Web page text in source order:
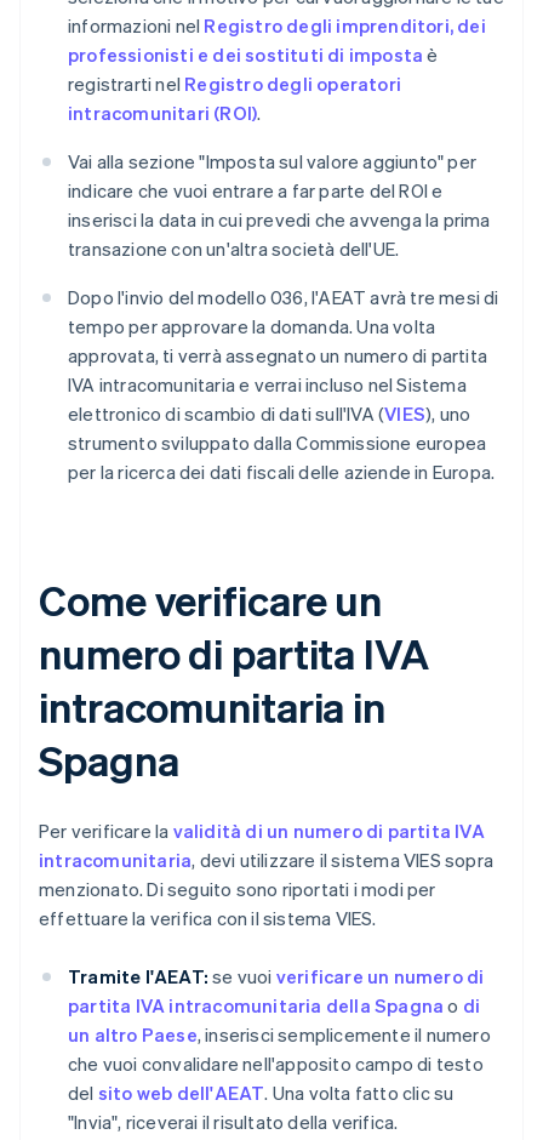
informazioni nel Registro degli imprenditori, dei
professionisti e dei sostituti di imposta è
registrarti nel Registro degli operatori
intracomunitari (ROI).
Vai alla sezione "Imposta sul valore aggiunto" per
indicare che vuoi entrare a far parte del ROI e
inserisci la data in cui prevedi che avvenga la prima
transazione con un'altra società dell'UE.
Dopo l'invio del modello 036, l'AEAT avrà tre mesi di
tempo per approvare la domanda. Una volta
approvata, ti verrà assegnato un numero di partita
IVA intracomunitaria e verrai incluso nel Sistema
elettronico di scambio di dati sull'IVA (VIES), uno
strumento sviluppato dalla Commissione europea
per la ricerca dei dati fiscali delle aziende in Europa.
Come verificare un
numero di partita IVA
intracomunitaria in
Spagna
Per verificare la validità di un numero di partita IVA
intracomunitaria, devi utilizzare il sistema VIES sopra
menzionato. Di seguito sono riportati i modi per
effettuare la verifica con il sistema VIES.
Tramite l'AEAT: se vuoi verificare un numero di
partita IVA intracomunitaria della Spagna o di
un altro Paese, inserisci semplicemente il numero
che vuoi convalidare nell'apposito campo di testo
del sito web dell'AEAT. Una volta fatto clic su
"Invia", riceverai il risultato della verifica.